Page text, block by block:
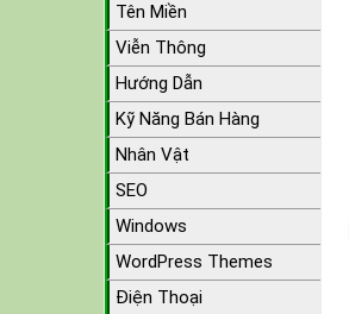
Tên Miền
Viễn Thông
Hướng Dẫn
Kỹ Năng Bán Hàng
Nhân Vật
SEO
Windows
WordPress Themes
Điện Thoại